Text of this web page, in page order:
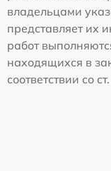
владельцами
представляет их
работ
находящихся в
соответствии со